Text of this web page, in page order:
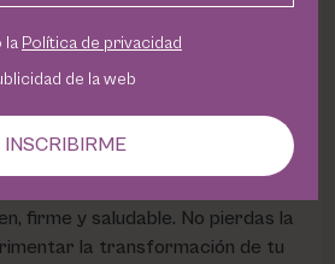
los marcadores epigenéticos
logrando revertir sus
aún más los beneficios
de péptidos y fitoactivos
firme y saludable. No pierdas la
la transformación de tu
la Política de privacidad
de la web
INSCRIBIRME